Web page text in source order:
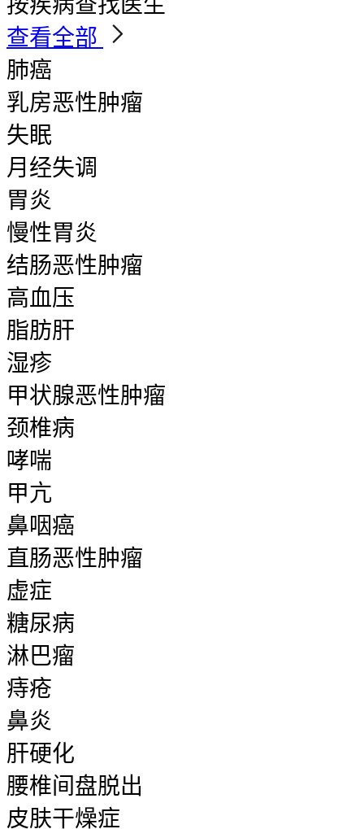
按疾病查找医生
查看全部
肺癌
乳房恶性肿瘤
失眠
月经失调
胃炎
慢性胃炎
结肠恶性肿瘤
高血压
脂肪肝
湿疹
甲状腺恶性肿瘤
颈椎病
哮喘
甲亢
鼻咽癌
直肠恶性肿瘤
虚症
糖尿病
淋巴瘤
痔疮
鼻炎
肝硬化
腰椎间盘脱出
皮肤干燥症